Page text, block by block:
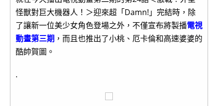
怪獸對巨大機器人！＞迎來超「Damn!」完結時，除
了讓新一位美少女角色登場之外，不僅宣布將製播電視
動畫第三期 ，而且也推出了小桃、厄卡倫和高速婆婆的
酷帥賀圖。
.